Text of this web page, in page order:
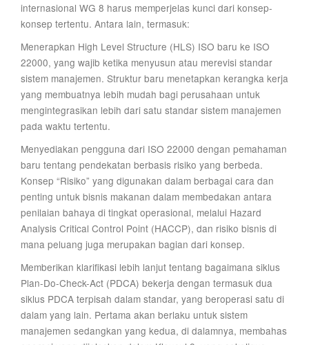
internasional WG 8 harus memperjelas kunci dari konsep-
konsep tertentu. Antara lain, termasuk:
Menerapkan High Level Structure (HLS) ISO baru ke ISO
22000, yang wajib ketika menyusun atau merevisi standar
sistem manajemen. Struktur baru menetapkan kerangka kerja
yang membuatnya lebih mudah bagi perusahaan untuk
mengintegrasikan lebih dari satu standar sistem manajemen
pada waktu tertentu.
Menyediakan pengguna dari ISO 22000 dengan pemahaman
baru tentang pendekatan berbasis risiko yang berbeda.
Konsep “Risiko” yang digunakan dalam berbagai cara dan
penting untuk bisnis makanan dalam membedakan antara
penilaian bahaya di tingkat operasional, melalui Hazard
Analysis Critical Control Point (HACCP), dan risiko bisnis di
mana peluang juga merupakan bagian dari konsep.
Memberikan klarifikasi lebih lanjut tentang bagaimana siklus
Plan-Do-Check-Act (PDCA) bekerja dengan termasuk dua
siklus PDCA terpisah dalam standar, yang beroperasi satu di
dalam yang lain. Pertama akan berlaku untuk sistem
manajemen sedangkan yang kedua, di dalamnya, membahas